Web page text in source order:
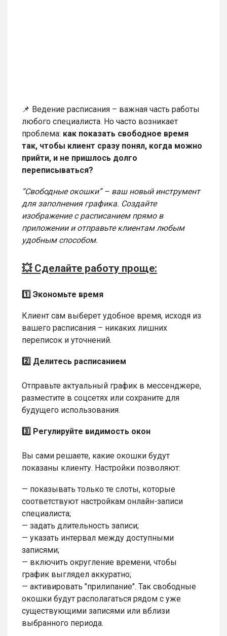
📌 Ведение расписания – важная часть работы
любого специалиста. Но часто возникает
проблема: как показать свободное время
так, чтобы клиент сразу понял, когда можно
прийти, и не пришлось долго
переписываться?
“Свободные окошки” – ваш новый инструмент
для заполнения графика. Создайте
изображение с расписанием прямо в
приложении и отправьте клиентам любым
удобным способом.
💥 Сделайте работу проще:
1️⃣ Экономьте время
Клиент сам выберет удобное время, исходя из
вашего расписания – никаких лишних
переписок и уточнений.
2️⃣ Делитесь расписанием
Отправьте актуальный график в мессенджере,
разместите в соцсетях или сохраните для
будущего использования.
3️⃣ Регулируйте видимость окон
Вы сами решаете, какие окошки будут
показаны клиенту. Настройки позволяют:
— показывать только те слоты, которые
соответствуют настройкам онлайн-записи
специалиста;
— задать длительность записи;
— указать интервал между доступными
записями;
— включить округление времени, чтобы
график выглядел аккуратно;
— активировать "прилипание". Так свободные
окошки будут располагаться рядом с уже
существующими записями или вблизи
выбранного периода.